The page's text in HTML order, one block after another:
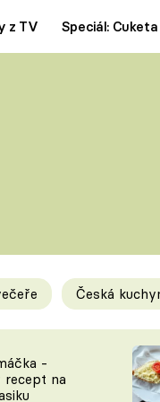
z TV Speciál: Cuketa
Česká
-
recept na